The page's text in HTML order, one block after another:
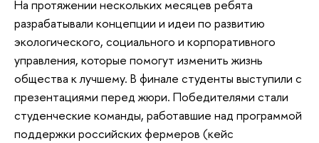
На протяжении нескольких месяцев ребята
разрабатывали концепции и идеи по развитию
экологического, социального и корпоративного
управления, которые помогут изменить жизнь
общества к лучшему. В финале студенты выступили с
презентациями перед жюри. Победителями стали
студенческие команды, работавшие над программой
поддержки российских фермеров (кейс